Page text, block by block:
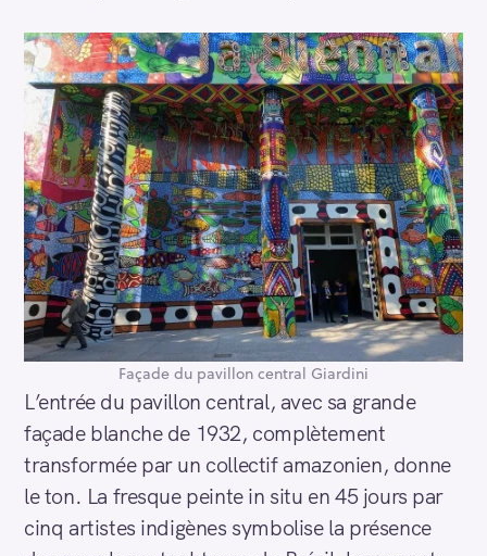
Façade du pavillon central Giardini
L’entrée du pavillon central, avec sa grande
façade blanche de 1932, complètement
transformée par un collectif amazonien, donne
le ton. La fresque peinte in situ en 45 jours par
cinq artistes indigènes symbolise la présence